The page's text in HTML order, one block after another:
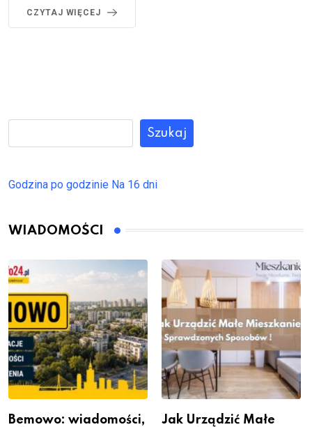
CZYTAJ WIĘCEJ
Szukaj
Godzina po godzinie Na 16 dni
WIADOMOŚCI
Bemowo: wiadomości,
Jak Urządzić Małe